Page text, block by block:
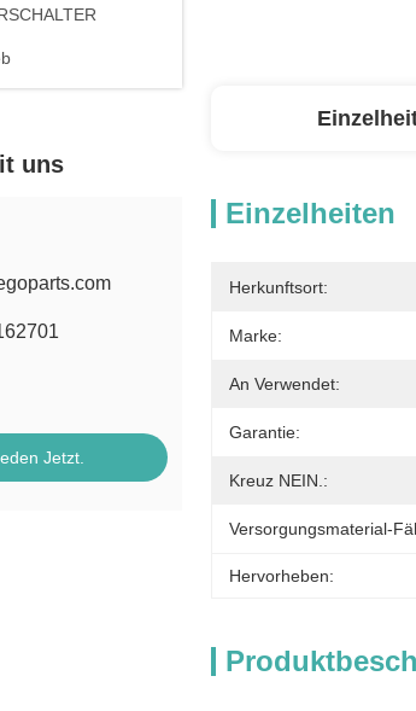
uns
Jetzt.
Einzelheiten
Herkunftsort:
Marke:
An Verwendet:
Garantie:
Kreuz NEIN.:
Versorgungsmaterial-
Hervorheben: